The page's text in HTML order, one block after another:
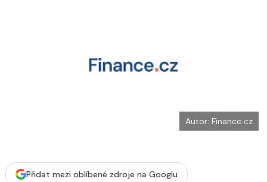
Autor: Finance.cz
Přidat mezi oblíbené zdroje na Googlu